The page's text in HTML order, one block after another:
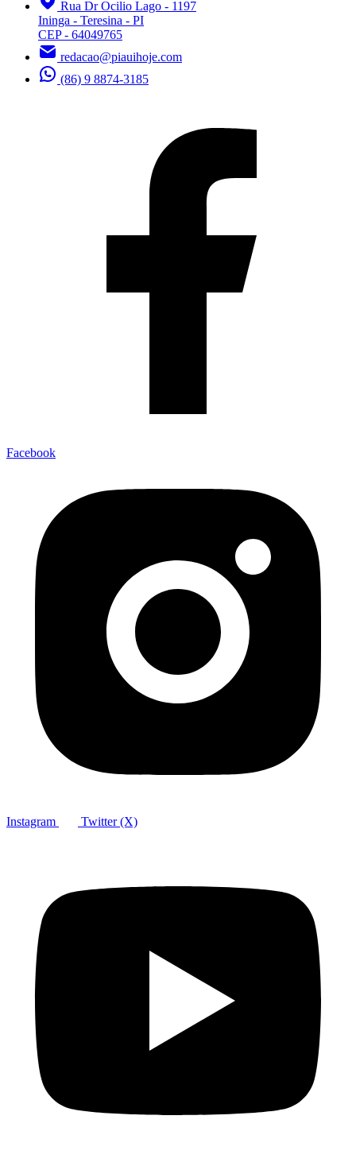
Rua Dr Ocilio Lago - 1197
Ininga - Teresina - PI
CEP - 64049765
redacao@piauihoje.com
(86) 9 8874-3185
Facebook
Instagram Twitter (X)